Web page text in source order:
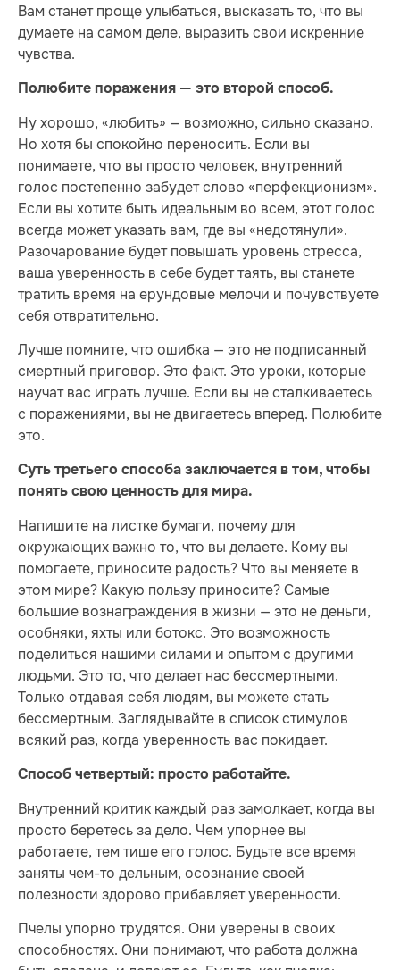
Вам станет проще улыбаться, высказать то, что вы
думаете на самом деле, выразить свои искренние
чувства.
Полюбите поражения — это второй способ.
Ну хорошо, «любить» — возможно, сильно сказано.
Но хотя бы спокойно переносить. Если вы
понимаете, что вы просто человек, внутренний
голос постепенно забудет слово «перфекционизм».
Если вы хотите быть идеальным во всем, этот голос
всегда может указать вам, где вы «недотянули».
Разочарование будет повышать уровень стресса,
ваша уверенность в себе будет таять, вы станете
тратить время на ерундовые мелочи и почувствуете
себя отвратительно.
Лучше помните, что ошибка — это не подписанный
смертный приговор. Это факт. Это уроки, которые
научат вас играть лучше. Если вы не сталкиваетесь
с поражениями, вы не двигаетесь вперед. Полюбите
это.
Суть третьего способа заключается в том, чтобы
понять свою ценность для мира.
Напишите на листке бумаги, почему для
окружающих важно то, что вы делаете. Кому вы
помогаете, приносите радость? Что вы меняете в
этом мире? Какую пользу приносите? Самые
большие вознаграждения в жизни — это не деньги,
особняки, яхты или ботокс. Это возможность
поделиться нашими силами и опытом с другими
людьми. Это то, что делает нас бессмертными.
Только отдавая себя людям, вы можете стать
бессмертным. Заглядывайте в список стимулов
всякий раз, когда уверенность вас покидает.
Способ четвертый: просто работайте.
Внутренний критик каждый раз замолкает, когда вы
просто беретесь за дело. Чем упорнее вы
работаете, тем тише его голос. Будьте все время
заняты чем-то дельным, осознание своей
полезности здорово прибавляет уверенности.
Пчелы упорно трудятся. Они уверены в своих
способностях. Они понимают, что работа должна